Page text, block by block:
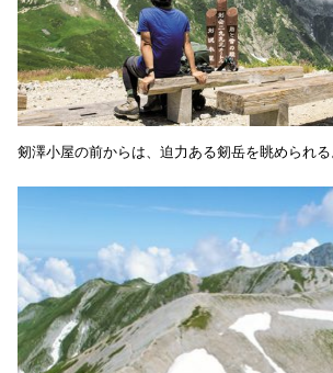
剱澤小屋の前からは、迫力ある剱岳を眺められる